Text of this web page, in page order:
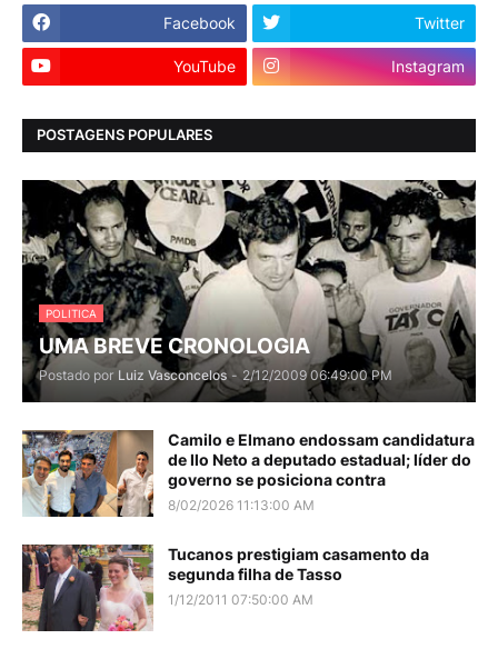
Facebook Twitter
YouTube Instagram
POSTAGENS POPULARES
POLITICA
UMA BREVE CRONOLOGIA
Postado por Luiz Vasconcelos - 2/12/2009 06:49:00 PM
Camilo e Elmano endossam candidatura
de Ilo Neto a deputado estadual; líder do
governo se posiciona contra
8/02/2026 11:13:00 AM
Tucanos prestigiam casamento da
segunda filha de Tasso
1/12/2011 07:50:00 AM